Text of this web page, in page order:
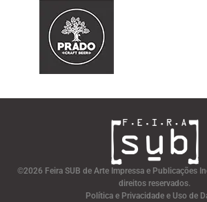
©2026 Feira SUB de Arte Impressa e Publicações
direitos reservados.
Política e Privacidade e Uso de